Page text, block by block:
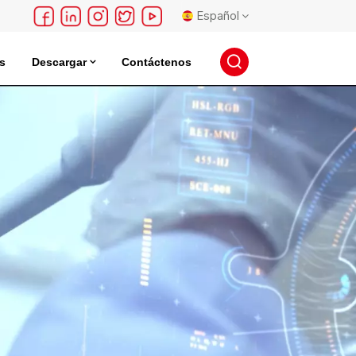
Español
English
français
русский
español
português
日本語
Descargar Contáctenos